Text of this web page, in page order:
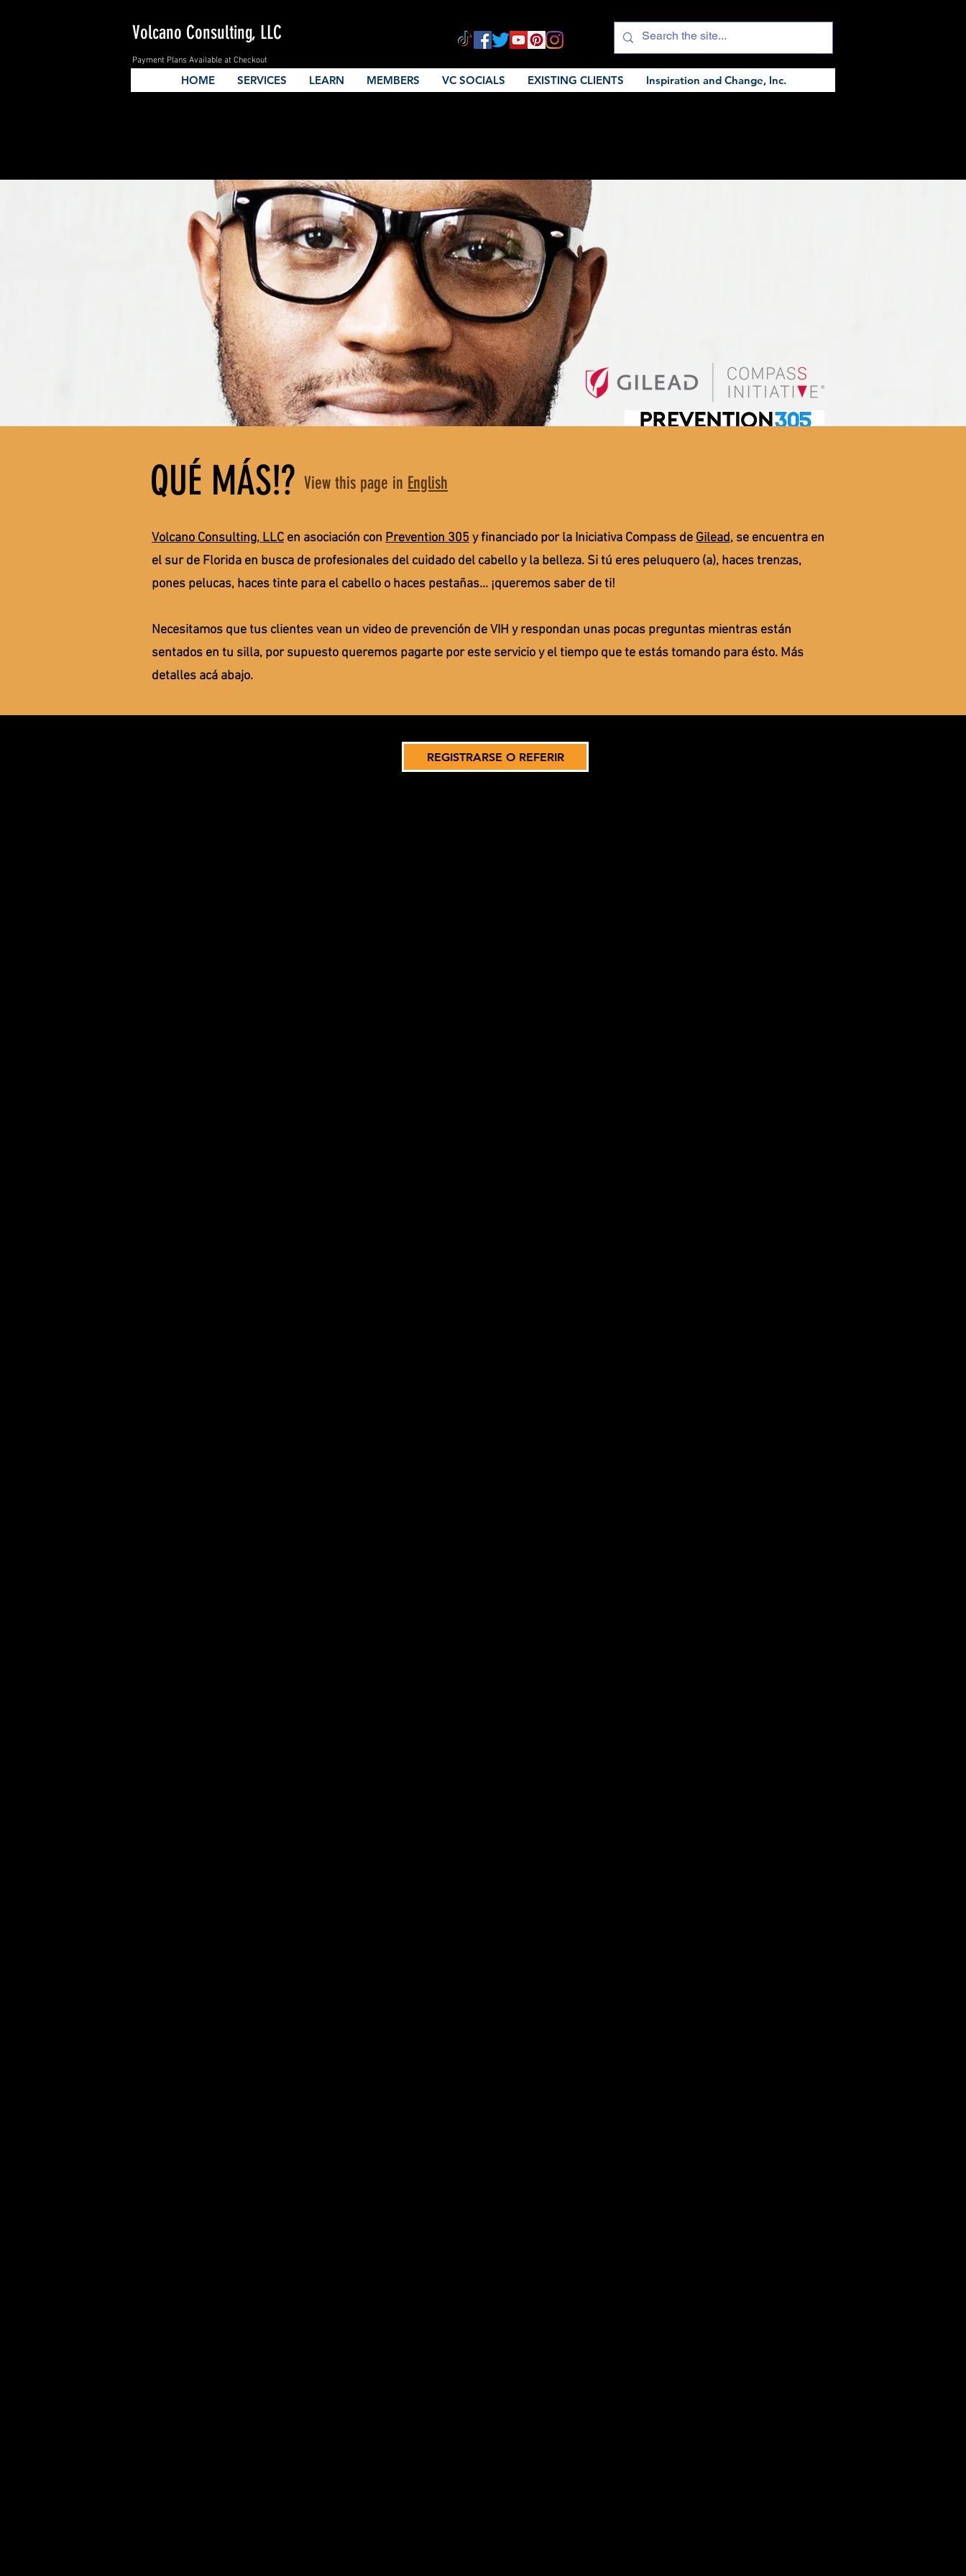
Volcano Consulting, LLC
Payment Plans Available at Checkout
HOME SERVICES LEARN MEMBERS VC SOCIALS EXISTING CLIENTS Inspiration and Change, Inc.
QUÉ MÁS!? View this page in English
Volcano Consulting, LLC en asociación con Prevention 305 y financiado por la Iniciativa Compass de Gilead, se encuentra en
el sur de Florida en busca de profesionales del cuidado del cabello y la belleza. Si tú eres peluquero (a), haces trenzas,
pones pelucas, haces tinte para el cabello o haces pestañas... ¡queremos saber de ti!
Necesitamos que tus clientes vean un video de prevención de VIH y respondan unas pocas preguntas mientras están
sentados en tu silla, por supuesto queremos pagarte por este servicio y el tiempo que te estás tomando para ésto. Más
detalles acá abajo.
REGISTRARSE O REFERIR